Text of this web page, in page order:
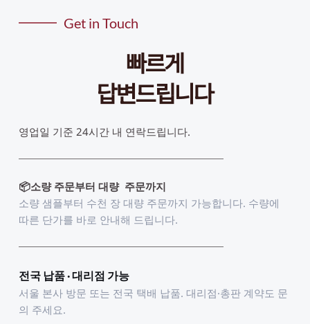
Get in Touch
빠르게
답변드립니다
영업일 기준 24시간 내 연락드립니다.
📦소량 주문부터 대량  주문까지
소량 샘플부터 수천 장 대량 주문까지 가능합니다. 수량에
따른 단가를 바로 안내해 드립니다.
전국 납품 · 대리점 가능
서울 본사 방문 또는 전국 택배 납품. 대리점·총판 계약도 문
의 주세요.